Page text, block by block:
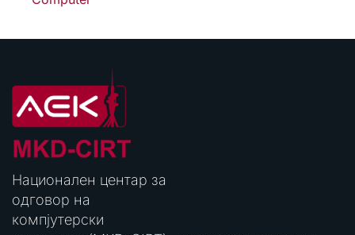
Национален центар за
одговор на
компјутерски